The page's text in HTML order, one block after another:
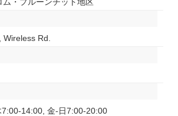
Rd.
14:00, 金-日7:00-20:00